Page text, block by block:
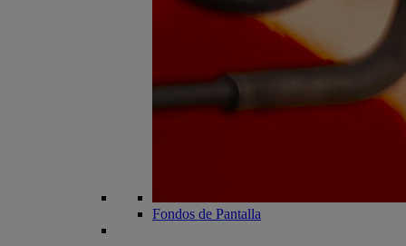
Fondos de Pantalla